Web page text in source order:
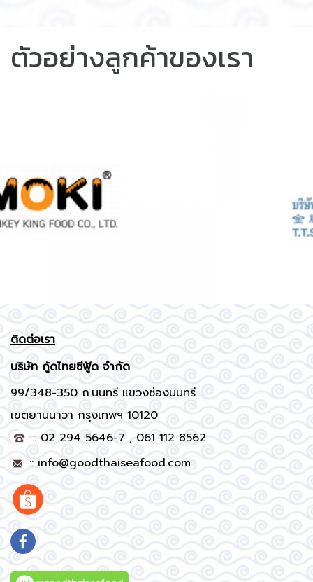
ตัวอย่างลูกค้าของเรา
ติดต่อเรา
บริษัท กู้ดไทยซีฟู้ด จำกัด
99/348-350 ถ.นนทรี แขวงช่องนนทรี
เขตยานนาวา กรุงเทพฯ 10120
:: 02 294 5646-7 , 061 112 8562
:: info@goodthaiseafood.com